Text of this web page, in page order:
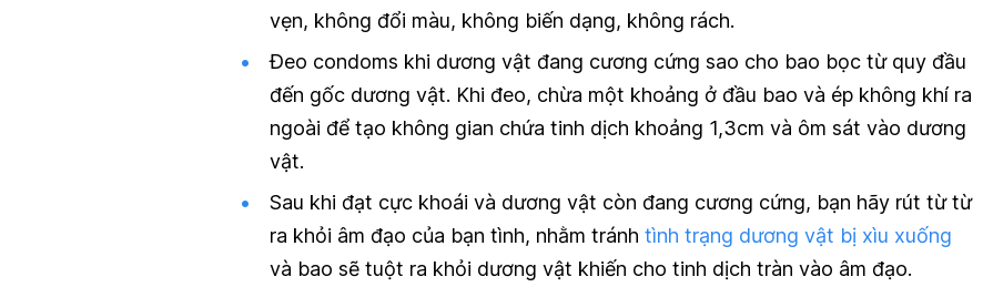
vẹn, không đổi màu, không biến dạng, không rách.
Đeo condoms khi dương vật đang cương cứng sao cho bao bọc từ quy đầu
đến gốc dương vật. Khi đeo, chừa một khoảng ở đầu bao và ép không khí ra
ngoài để tạo không gian chứa tinh dịch khoảng 1,3cm và ôm sát vào dương
vật.
Sau khi đạt cực khoái và dương vật còn đang cương cứng, bạn hãy rút từ từ
ra khỏi âm đạo của bạn tình, nhằm tránh tình trạng dương vật bị xìu xuống
và bao sẽ tuột ra khỏi dương vật khiến cho tinh dịch tràn vào âm đạo.